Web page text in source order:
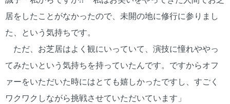
居をしたことがなかったので、未開の地に修行に参りまし
た、という気持ちです。
ただ、お芝居はよく観にいっていて、演技に憧れややっ
てみたいという気持ちを持っていたんです。ですからオフ
ァーをいただいた時にはとても嬉しかったですし、すごく
ワクワクしながら挑戦させていただいています」